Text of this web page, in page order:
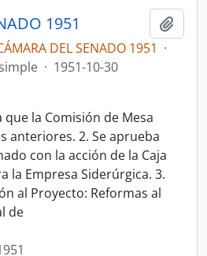
1951
DEL SENADO 1951 ·
· 1951-10-30
la Comisión de Mesa
anteriores. 2. Se aprueba
con la acción de la Caja
la Empresa Siderúrgica. 3.
al Proyecto: Reformas al
de